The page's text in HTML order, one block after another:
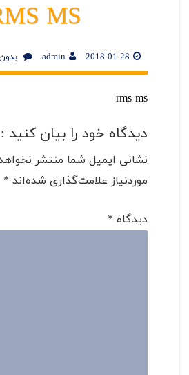
MS
2018-01-28
admin
rms ms
دیدگاه خود را بیان کنید :
نشانی ایمیل شما منتشر
موردنیاز علامت‌گذاری شده‌اند *
دیدگاه *